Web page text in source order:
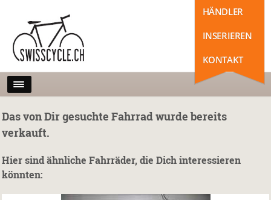
HÄNDLER
INSERIEREN
KONTAKT
Das von Dir gesuchte Fahrrad wurde bereits
verkauft.
Hier sind ähnliche Fahrräder, die Dich interessieren
könnten: